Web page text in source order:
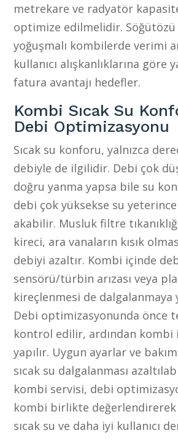
metrekare ve radyatör
optimize edilmelidir.
yoğuşmalı kombilerde verimi
kullanıcı alışkanlıklarına göre
fatura avantajı hedefler.
Kombi Sıcak Su
Debi Optimizasyonu
Sıcak su konforu, yalnızca
debiyle de ilgilidir. Debi çok
doğru yanma yapsa bile su
debi çok yüksekse su yeterince
akabilir. Musluk filtre
kireci, ara vanaların kısık
debiyi azaltır. Kombi içinde
sensörü/türbin arızası veya
kireçlenmesi de dalgalanmaya
Debi optimizasyonunda önce
kontrol edilir, ardından kombi
yapılır. Uygun ayarlar ve
sıcak su dalgalanması
kombi servisi, debi
kombi birlikte
sıcak su ve daha iyi kullanıcı